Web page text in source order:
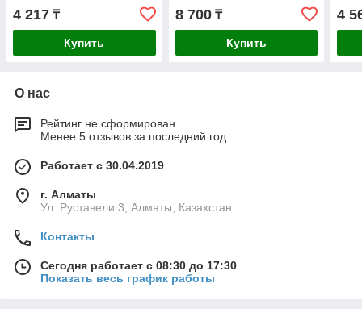
4 217 ₸
Купить
воздухоотводчиком
8 700₸
Купить
4
О нас
Рейтинг не сформирован
Менее 5 отзывов за последний год
Работает с 30.04.2019
г. Алматы
Ул. Руставели 3, Алматы, Казахстан
Контакты
Сегодня работает с 08:30 до 17:30
Показать весь график работы